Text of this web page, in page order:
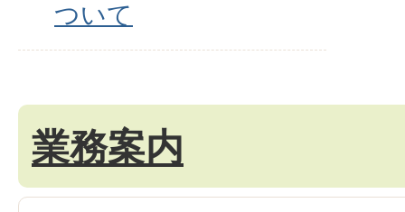
ついて
業務案内